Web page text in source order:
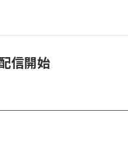
信開始